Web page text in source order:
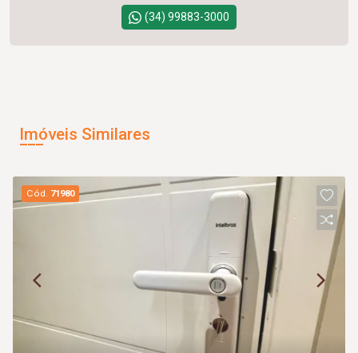
(34) 99883-3000
Imóveis Similares
Cód. 71980